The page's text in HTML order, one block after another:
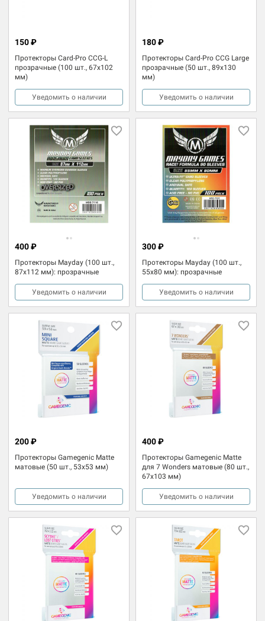
Протекторы Card-Pro CCG-L
прозрачные (100 шт., 67x102
мм)
150 ₽
Уведомить о наличии
Протекторы Card-Pro CCG Large
прозрачные (50 шт., 89x130
мм)
180 ₽
Уведомить о наличии
Протекторы Mayday (100 шт.,
87x112 мм): прозрачные
400 ₽
Уведомить о наличии
Протекторы Mayday (100 шт.,
55x80 мм): прозрачные
300 ₽
Уведомить о наличии
Протекторы Gamegenic Matte
матовые (50 шт., 53x53 мм)
200 ₽
Уведомить о наличии
Протекторы Gamegenic Matte
для 7 Wonders матовые (80 шт.,
67x103 мм)
400 ₽
Уведомить о наличии